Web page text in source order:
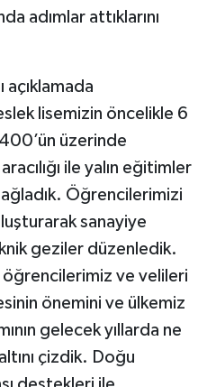
adımlar attıklarını
açıklamada
lisemizin öncelikle 6
üzerinde
ile yalın eğitimler
Öğrencilerimizi
sanayiye
geziler düzenledik.
ve velileri
önemini ve ülkemiz
gelecek yıllarda ne
çizdik. Doğu